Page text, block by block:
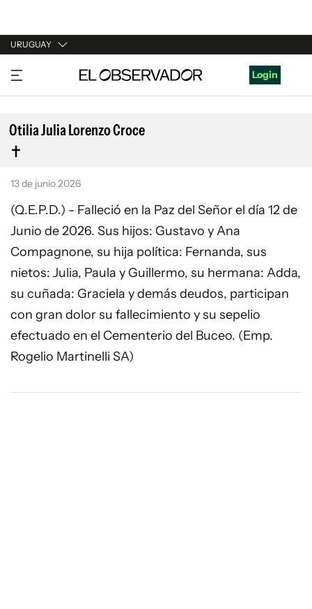
URUGUAY
URUGUAY
ARGENTINA
ESPAÑA
ESTADOS UNIDOS
Login
Otilia Julia Lorenzo Croce
13 de junio 2026
(Q.E.P.D.) - Falleció en la Paz del Señor el día 12 de
Junio de 2026. Sus hijos: Gustavo y Ana
Compagnone, su hija política: Fernanda, sus
nietos: Julia, Paula y Guillermo, su hermana: Adda,
su cuñada: Graciela y demás deudos, participan
con gran dolor su fallecimiento y su sepelio
efectuado en el Cementerio del Buceo. (Emp.
Rogelio Martinelli SA)